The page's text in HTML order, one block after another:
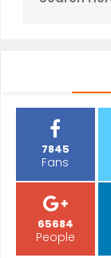
7845
Fans
65684
People